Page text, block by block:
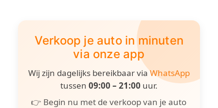
Verkoop je auto in minuten
via onze app
Wij zijn dagelijks bereikbaar viaWhatsApp
tussen 09:00 – 21:00 uur.
👉 Begin nu met de verkoop van je auto